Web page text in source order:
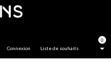
0
Liste de souhaits
Connexion